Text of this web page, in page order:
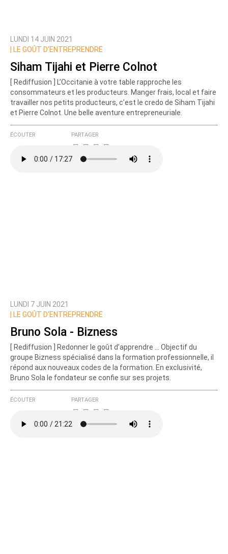
LUNDI 14 JUIN 2021
LE GOÛT D’ENTREPRENDRE
Siham Tijahi et Pierre Colnot
[ Rediffusion ] L’Occitanie à votre table rapproche les
consommateurs et les producteurs. Manger frais, local et faire
travailler nos petits producteurs, c’est le credo de Siham Tijahi
et Pierre Colnot. Une belle aventure entrepreneuriale.
ÉCOUTER PARTAGER
LUNDI 7 JUIN 2021
LE GOÛT D’ENTREPRENDRE
Bruno Sola - Bizness
[ Rediffusion ] Redonner le goût d’apprendre … Objectif du
groupe Bizness spécialisé dans la formation professionnelle, il
répond aux nouveaux codes de la formation. En exclusivité,
Bruno Sola le fondateur se confie sur ses projets.
ÉCOUTER PARTAGER